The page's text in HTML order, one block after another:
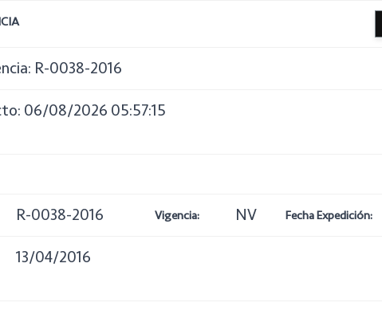
R-0038-2016
06/08/2026 05:57:15
R-0038-2016 Vigencia: NV Fecha Expedición:
13/04/2016